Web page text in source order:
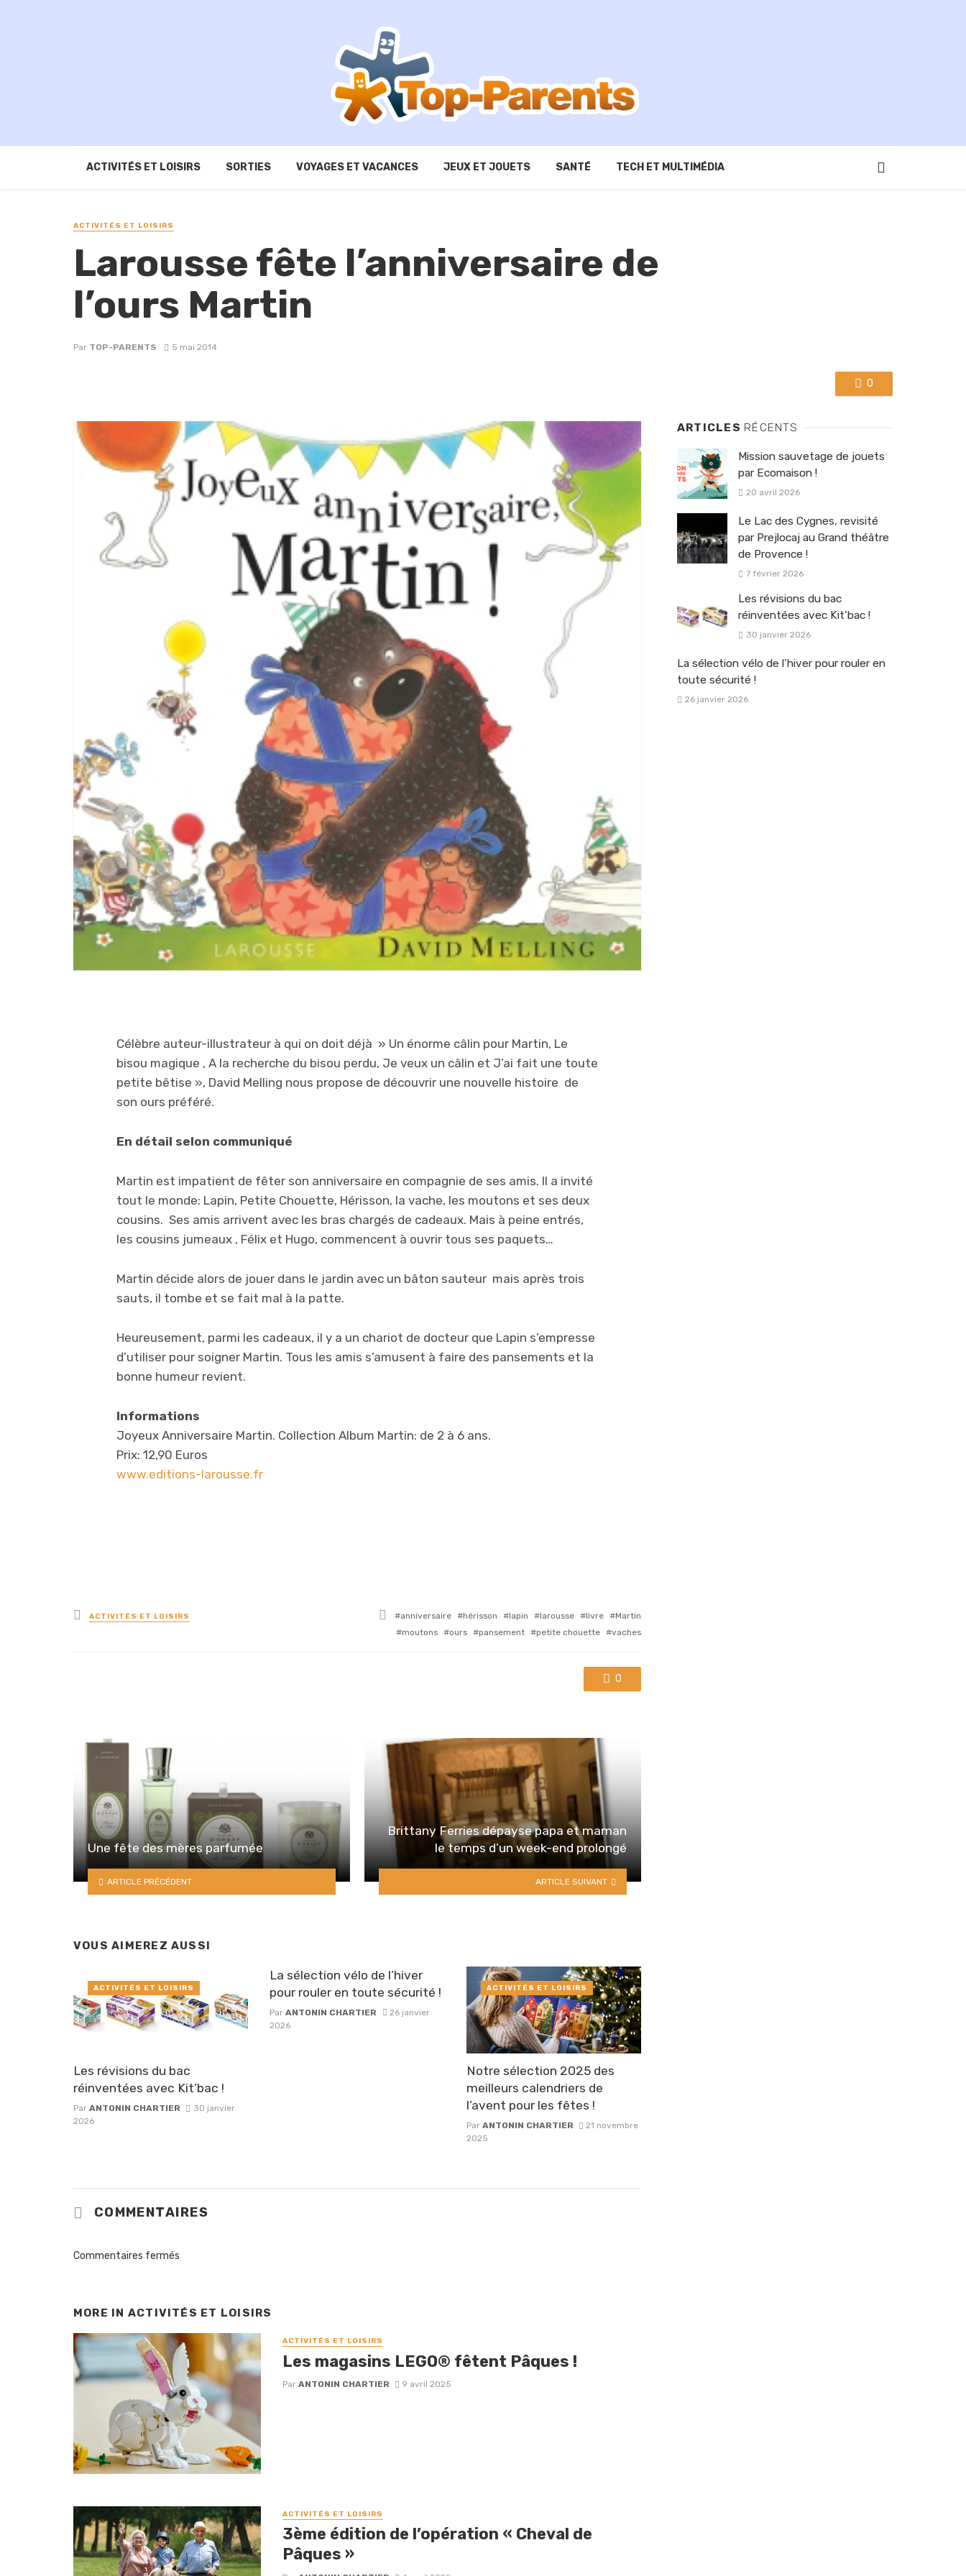
ACTIVITÉS ET LOISIRS SORTIES VOYAGES ET VACANCES JEUX ET JOUETS SANTÉ TECH ET MULTIMÉDIA
ACTIVITÉS ET LOISIRS
Larousse fête l’anniversaire de
l’ours Martin
Par TOP-PARENTS 5 mai 2014
0
Célèbre auteur-illustrateur à qui on doit déjà » Un énorme câlin pour Martin, Le
bisou magique , A la recherche du bisou perdu, Je veux un câlin et J’ai fait une toute
petite bêtise », David Melling nous propose de découvrir une nouvelle histoire de
son ours préféré.
En détail selon communiqué
Martin est impatient de fêter son anniversaire en compagnie de ses amis. Il a invité
tout le monde: Lapin, Petite Chouette, Hérisson, la vache, les moutons et ses deux
cousins. Ses amis arrivent avec les bras chargés de cadeaux. Mais à peine entrés,
les cousins jumeaux , Félix et Hugo, commencent à ouvrir tous ses paquets…
Martin décide alors de jouer dans le jardin avec un bâton sauteur mais après trois
sauts, il tombe et se fait mal à la patte.
Heureusement, parmi les cadeaux, il y a un chariot de docteur que Lapin s’empresse
d’utiliser pour soigner Martin. Tous les amis s’amusent à faire des pansements et la
bonne humeur revient.
Informations
Joyeux Anniversaire Martin. Collection Album Martin: de 2 à 6 ans.
Prix: 12,90 Euros
www.editions-larousse.fr
Posted
in
ACTIVITÉS ET LOISIRS
Tagged
with
anniversaire hérisson lapin larousse livre
Martin
moutons
ours pansement petite chouette vaches
0
Une fête des mères parfumée
ARTICLE PRÉCÉDENT
Brittany Ferries dépayse papa et maman
le temps d’un week-end prolongé
ARTICLE SUIVANT
VOUS AIMEREZ AUSSI
Les révisions du bac
réinventées avec Kit’bac !
Par ANTONIN CHARTIER
30 janvier
2026
ACTIVITÉS ET LOISIRS
La sélection vélo de l’hiver
pour rouler en toute sécurité !
ParANTONIN CHARTIER
26 janvier
2026
Notre sélection 2025 des
meilleurs calendriers de
l’avent pour les fêtes !
Par ANTONIN CHARTIER
21 novembre
2025
ACTIVITÉS ET LOISIRS
COMMENTAIRES
Commentaires fermés
MORE IN ACTIVITÉS ET LOISIRS
ACTIVITÉS ET LOISIRS
Les magasins LEGO® fêtent Pâques !
Par ANTONIN CHARTIER 9 avril 2025
ACTIVITÉS ET LOISIRS
3ème édition de l’opération « Cheval de
Pâques »
ARTICLES RÉCENTS
Mission sauvetage de jouets
par Ecomaison !
20 avril 2026
Le Lac des Cygnes, revisité
par Prejlocaj au Grand théâtre
de Provence !
7 février 2026
Les révisions du bac
réinventées avec Kit’bac !
30 janvier 2026
La sélection vélo de l’hiver pour rouler en
toute sécurité !
26 janvier 2026